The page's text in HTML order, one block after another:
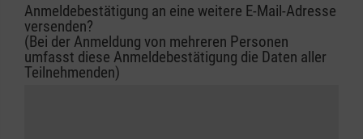
Anmeldebestätigung an eine weitere E-Mail-Adresse
versenden?
(Bei der Anmeldung von mehreren Personen
umfasst diese Anmeldebestätigung die Daten aller
Teilnehmenden)